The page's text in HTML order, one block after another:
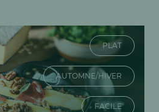
PLAT
AUTOMNE/HIVER
FACILE